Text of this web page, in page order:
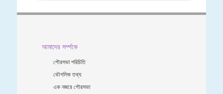
আমাদের সর্ম্পকে
পৌরসভা পরিচিতি
ভৌগলিক তথ্য
এক নজরে পৌরসভা